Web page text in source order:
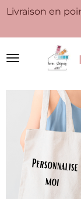
Passer
contenu
principal
Livraison en